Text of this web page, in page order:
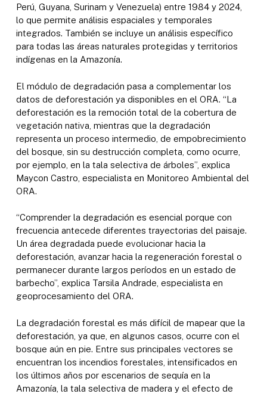
Perú, Guyana, Surinam y Venezuela) entre 1984 y 2024,
lo que permite análisis espaciales y temporales
integrados. También se incluye un análisis específico
para todas las áreas naturales protegidas y territorios
indígenas en la Amazonía.
El módulo de degradación pasa a complementar los
datos de deforestación ya disponibles en el ORA. “La
deforestación es la remoción total de la cobertura de
vegetación nativa, mientras que la degradación
representa un proceso intermedio, de empobrecimiento
del bosque, sin su destrucción completa, como ocurre,
por ejemplo, en la tala selectiva de árboles”, explica
Maycon Castro, especialista en Monitoreo Ambiental del
ORA.
“Comprender la degradación es esencial porque con
frecuencia antecede diferentes trayectorias del paisaje.
Un área degradada puede evolucionar hacia la
deforestación, avanzar hacia la regeneración forestal o
permanecer durante largos períodos en un estado de
barbecho”, explica Tarsila Andrade, especialista en
geoprocesamiento del ORA.
La degradación forestal es más difícil de mapear que la
deforestación, ya que, en algunos casos, ocurre con el
bosque aún en pie. Entre sus principales vectores se
encuentran los incendios forestales, intensificados en
los últimos años por escenarios de sequía en la
Amazonía, la tala selectiva de madera y el efecto de